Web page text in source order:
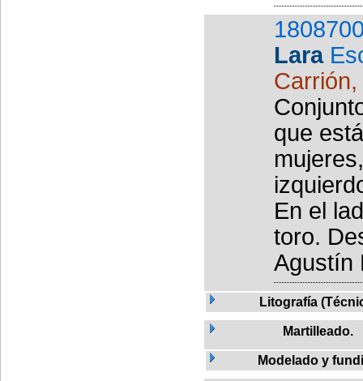
Lara
que
En el
toro.
Agustín
Litografía
Martilleado.
Modelado y